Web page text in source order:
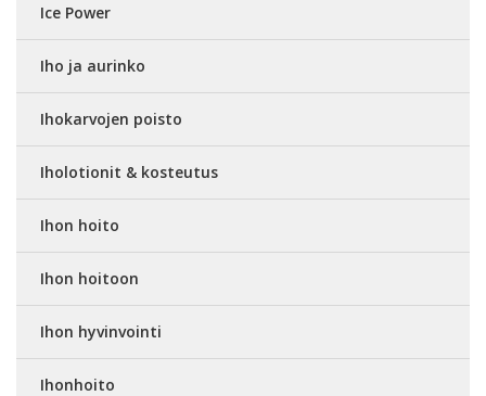
Ice Power
Iho ja aurinko
Ihokarvojen poisto
Iholotionit & kosteutus
Ihon hoito
Ihon hoitoon
Ihon hyvinvointi
Ihonhoito